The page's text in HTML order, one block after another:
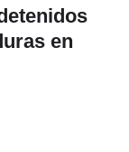
en